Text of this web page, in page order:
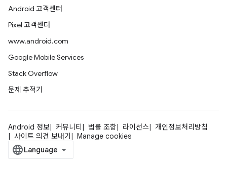
Android 고객센터
Pixel 고객센터
www.android.com
Google Mobile Services
Stack Overflow
문제 추적기
Android 정보 커뮤니티 법률 조항 라이선스
개인정보처리방침
사이트 의견 보내기
Manage cookies